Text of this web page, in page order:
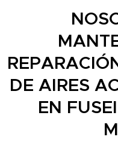
DE AIRES
EN